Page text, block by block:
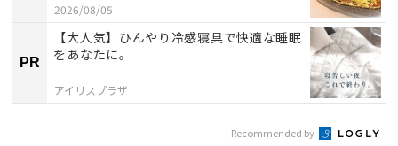
2026/08/05
PR
【大人気】ひんやり冷感寝具で快適な睡眠
をあなたに。
アイリスプラザ
Recommended by